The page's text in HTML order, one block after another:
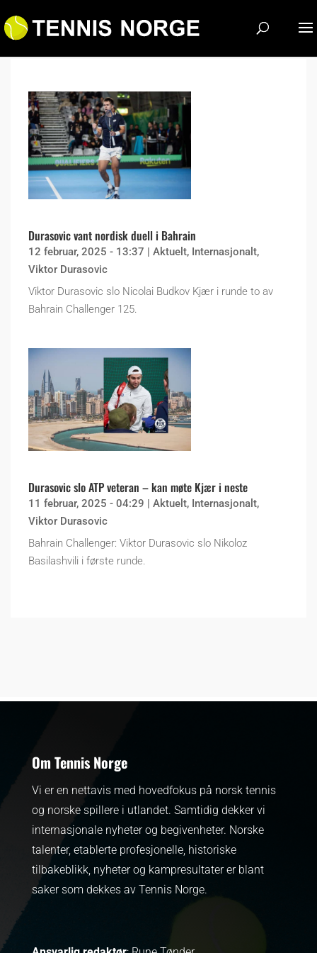
Durasovic vant nordisk duell i Bahrain
12 februar, 2025 - 13:37 | Aktuelt, Internasjonalt,
Viktor Durasovic
Viktor Durasovic slo Nicolai Budkov Kjær i runde to av
Bahrain Challenger 125.
Durasovic slo ATP veteran – kan møte Kjær i neste
11 februar, 2025 - 04:29 | Aktuelt, Internasjonalt,
Viktor Durasovic
Bahrain Challenger: Viktor Durasovic slo Nikoloz
Basilashvili i første runde.
Om Tennis Norge
Vi er en nettavis med hovedfokus på norsk tennis
og norske spillere i utlandet. Samtidig dekker vi
internasjonale nyheter og begivenheter. Norske
talenter, etablerte profesjonelle, historiske
tilbakeblikk, nyheter og kampresultater er blant
saker som dekkes av Tennis Norge.